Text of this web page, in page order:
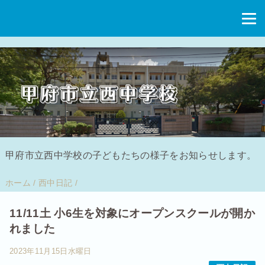
甲府市立西中学校の子どもたちの様子をお知らせします。
ホーム / 西中日記 /
11/11土 小6生を対象にオープンスクールが開か
れました
2023年11月15日水曜日